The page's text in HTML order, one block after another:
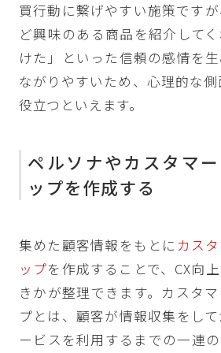
買行動に繋げやすい施策です
ど興味のある商品を紹介して
けた」といった信頼の感情を
ながりやすいため、心理的な側
役立つといえます。
ペルソナやカスタマ
ップを作成する
集めた顧客情報をもとに カス
ップを作成することで、CX向
きかが整理できます。カスタ
プとは、顧客が情報収集をし
ービスを利用するまでの一連